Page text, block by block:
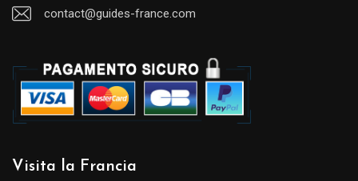
contact@guides-france.com
Visita la Francia